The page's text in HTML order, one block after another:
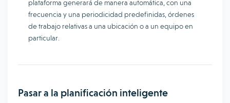
plataforma generará de manera automática, con una
frecuencia y una periodicidad predefinidas, órdenes
de trabajo relativas a una ubicación o a un equipo en
particular.
Pasar a la planificación inteligente